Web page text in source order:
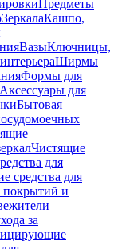
Предметы
ЗеркалаКашпо,
ВазыКлючницы,
Ширмы
Формы для
Аксессуары для
Бытовая
Чистящие
для
средства для
покрытий и
за